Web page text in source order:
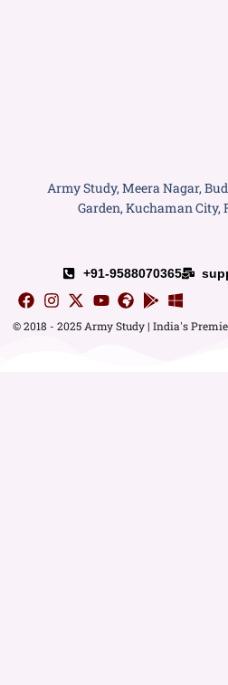
Army Study, Meera Nagar,
Garden, Kuchaman City,
+91-9588070365
© 2018 - 2025 Army Study | India's